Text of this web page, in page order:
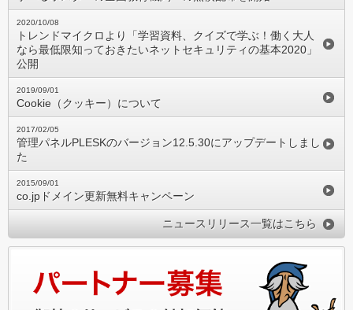
2020/10/08
トレンドマイクロより「学習資料、クイズで学ぶ！働く大人
なら最低限知っておきたいネットセキュリティの基本2020」
公開
2019/09/01
Cookie（クッキー）について
2017/02/05
管理パネルPLESKのバージョン12.5.30にアップデートしまし
た
2015/09/01
co.jpドメイン更新無料キャンペーン
ニュースリリース一覧はこちら